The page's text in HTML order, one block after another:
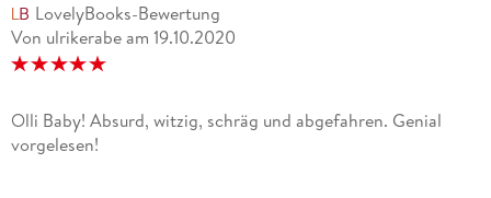
LovelyBooks-Bewertung
Von ulrikerabe am 19.10.2020
Olli Baby! Absurd, witzig, schräg und abgefahren. Genial
vorgelesen!